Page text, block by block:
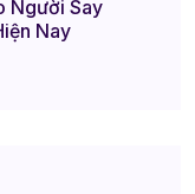
Người Say
Nay